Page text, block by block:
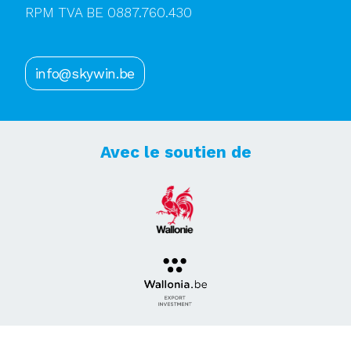
RPM TVA BE 0887.760.430
info@skywin.be
Avec le soutien de